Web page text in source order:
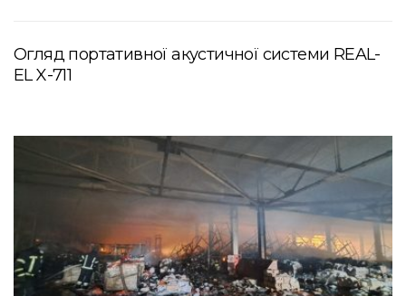
Огляд портативної акустичної системи REAL-
EL X-711